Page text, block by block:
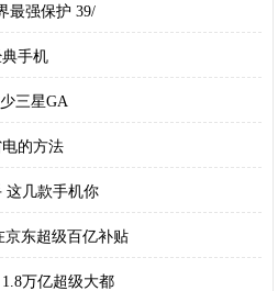
最强保护 39/
手机
三星GA
的方法
这几款手机你
京东超级百亿补贴
万亿超级大都